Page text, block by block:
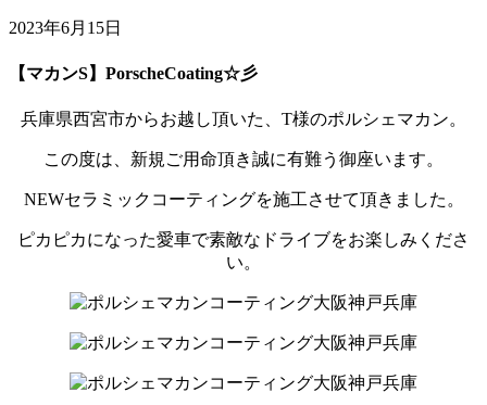
2023年6月15日
【マカンS】PorscheCoating☆彡
兵庫県西宮市からお越し頂いた、T様のポルシェマカン。
この度は、新規ご用命頂き誠に有難う御座います。
NEWセラミックコーティングを施工させて頂きました。
ピカピカになった愛車で素敵なドライブをお楽しみくださ
い。